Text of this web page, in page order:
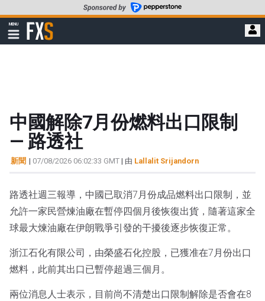
至
要
MENU
顯
示
FXStreet
中國解除7月份燃料出口限制
— 路透社
新聞 | 07/08/2026 06:02:33 GMT | 由 Lallalit Srijandorn
路透社週三報導，中國已取消7月份成品燃料出口限制，並
允許一家民營煉油廠在暫停四個月後恢復出貨，隨著這家全
球最大煉油廠在伊朗戰爭引發的干擾後逐步恢復正常。
浙江石化有限公司，由榮盛石化控股，已獲准在7月份出口
燃料，此前其出口已暫停超過三個月。
兩位消息人士表示，目前尚不清楚出口限制解除是否會在8